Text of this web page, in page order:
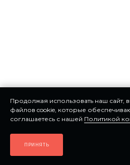
Продолжая использовать наш сайт,
файлов cookie, которые
соглашаетесь с нашей Политикой
ПРИНЯТЬ